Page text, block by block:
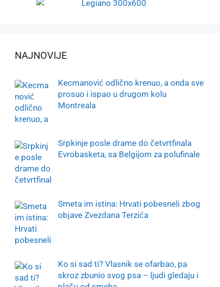
NAJNOVIJE
Kecmanović odlično krenuo, a onda sve
prosuo i ispao u drugom kolu
Montreala
Srpkinje posle drame do četvrtfinala
Evrobasketa, sa Belgijom za polufinale
Smeta im istina: Hrvati pobesneli zbog
objave Zvezdana Terzića
Ko si sad ti? Vlasnik se ofarbao, pa
skroz zbunio svog psa – ljudi gledaju i